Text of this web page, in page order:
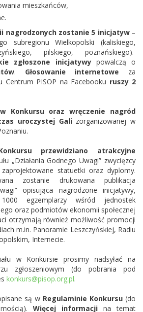
mieszkańców,
nagrodzonych zostanie 5 inicjatyw–
subregionu Wielkopolski (kaliskiego,
pilskiego, poznańskiego).
zgłoszone inicjatywypowalczą o
. Głosowanie internetowe za
Centrum PISOP na Facebooku ruszy 2
Konkursu oraz wręczenie nagród
uroczystej Galizorganizowanej w
przewidziano atrakcyjne
„Działania Godnego Uwagi” zwycięzcy
statuetki oraz dyplomy.
zostanie drukowana publikacja
opisująca nagrodzone inicjatywy,
egzemplarzy wśród jednostek
oraz podmiotów ekonomii społecznej
otrzymają również możliwość promocji
m.in. Panoramie Leszczyńskiej, Radiu
Internecie.
w Konkursie
prosimy nadsyłać na
zgłoszeniowym (do pobrania pod
konkurs@pisop.org.pl.
są w Regulaminie Konkursu(do
Więcej informacji na temat